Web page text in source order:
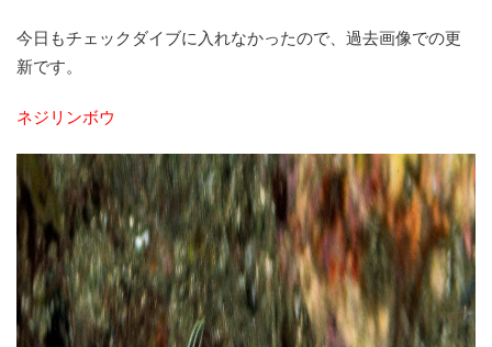
今日もチェックダイブに入れなかったので、過去画像での更
新です。
ネジリンボウ